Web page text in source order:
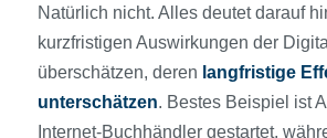
Natürlich nicht. Alles deutet darauf
kurz­fristigen Auswirkungen der
überschätzen, deren lang­fristige
unterschätzen. Bestes Beispiel ist
Internet-Buchhändler gest­artet,